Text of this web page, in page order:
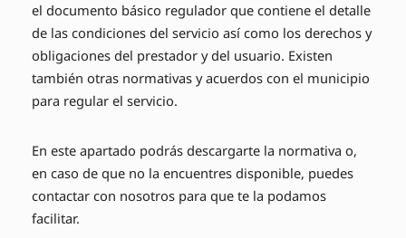
el documento básico regulador que contiene el detalle
de las condiciones del servicio así como los derechos y
obligaciones del prestador y del usuario. Existen
también otras normativas y acuerdos con el municipio
para regular el servicio.
En este apartado podrás descargarte la normativa o,
en caso de que no la encuentres disponible, puedes
contactar con nosotros para que te la podamos
facilitar.